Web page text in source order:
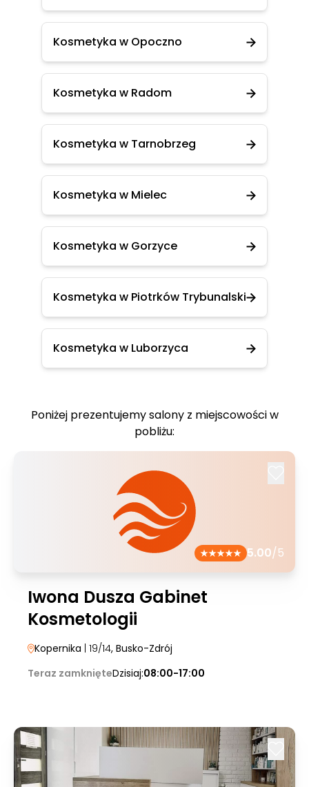
Kosmetyka w Opoczno
Kosmetyka w Radom
Kosmetyka w Tarnobrzeg
Kosmetyka w Mielec
Kosmetyka w Gorzyce
Kosmetyka w Piotrków Trybunalski
Kosmetyka w Luborzyca
Poniżej prezentujemy salony z miejscowości w
pobliżu:
5.00/5
Iwona Dusza Gabinet
Kosmetologii
Kopernika | 19/14, Busko-Zdrój
Teraz zamknięteDzisiaj:08:00-17:00